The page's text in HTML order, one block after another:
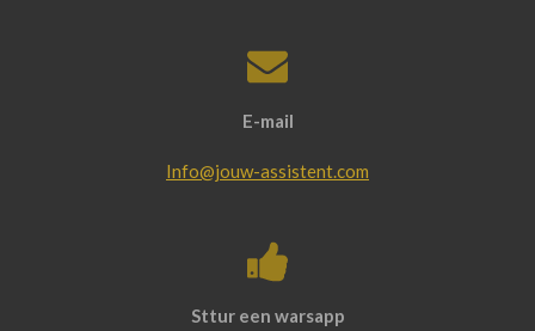
E-mail
Info@jouw-assistent.com
Sttur een warsapp